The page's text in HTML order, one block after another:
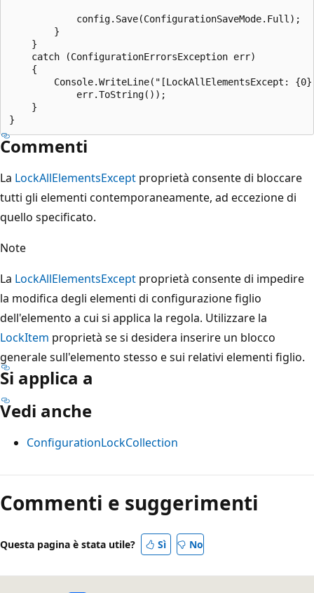
            config.Save(ConfigurationSaveMode.Full);
        }
    }
    catch (ConfigurationErrorsException err)
    {
Console.WriteLine("[LockAllElementsExcept:
            err.ToString());
    }
Commenti
La LockAllElementsExcept proprietà consente di bloccare
tutti gli elementi contemporaneamente, ad eccezione di
quello specificato.
Note
La LockAllElementsExcept proprietà consente di impedire
la modifica degli elementi di configurazione figlio
dell'elemento a cui si applica la regola. Utilizzare la
LockItem proprietà se si desidera inserire un blocco
generale sull'elemento stesso e sui relativi elementi figlio.
Si applica a
Vedi anche
ConfigurationLockCollection
Modalità
di
lettura
Commenti e suggerimenti
Questa pagina è stata utile? Sì No